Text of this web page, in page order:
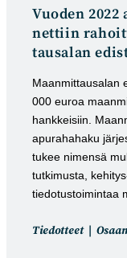
Vuoden
net­tiin
tausalan
Maanmittausalan
000 euroa
hankkeisiin.
apurahahaku
tukee nimensä
tutkimusta,
tiedotustoimintaa
Artikkelin
Tiedotteet